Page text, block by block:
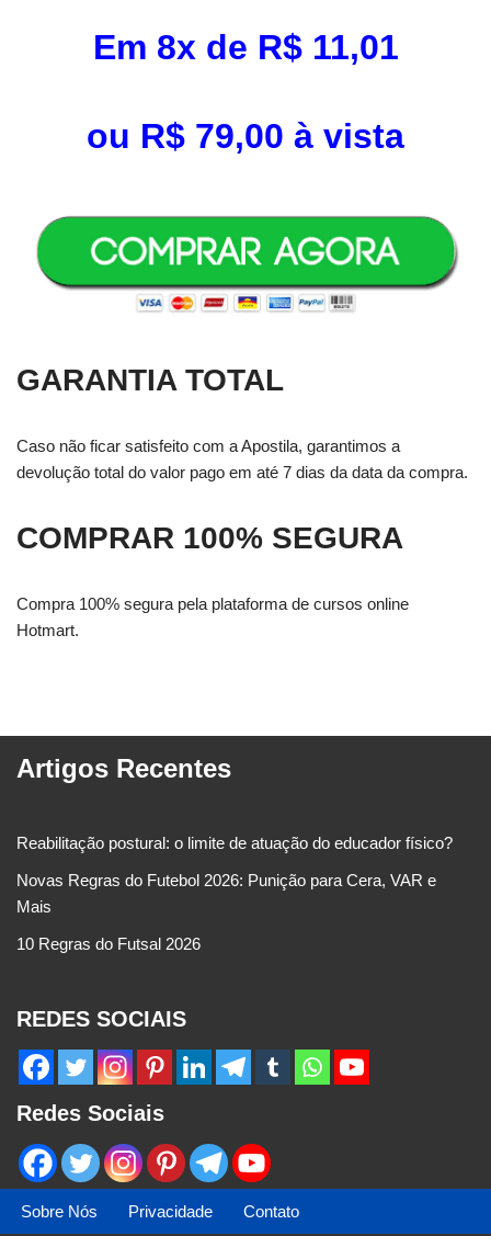
Em 8x de R$ 11,01
ou R$ 79,00 à vista
GARANTIA TOTAL
Caso não ficar satisfeito com a Apostila, garantimos a
devolução total do valor pago em até 7 dias da data da compra.
COMPRAR 100% SEGURA
Compra 100% segura pela plataforma de cursos online
Hotmart.
Artigos Recentes
Reabilitação postural: o limite de atuação do educador físico?
Novas Regras do Futebol 2026: Punição para Cera, VAR e
Mais
10 Regras do Futsal 2026
REDES SOCIAIS
Redes Sociais
Sobre Nós Privacidade Contato